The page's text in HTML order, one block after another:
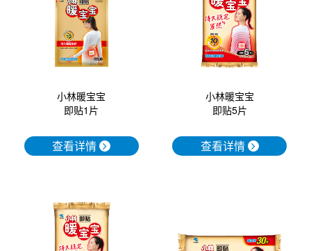
小林暖宝宝
即贴1片
查看详情
小林暖宝宝
即贴5片
查看详情
口腔护理
其他烦恼
暖宝宝